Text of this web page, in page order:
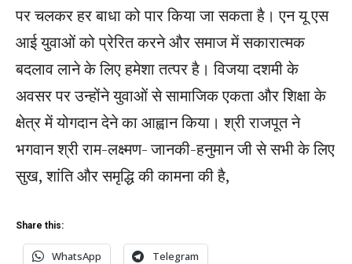
पर चलकर हर बाधा को पार किया जा सकता है। एन यू एस
आई युवाओं को प्रेरित करने और समाज में सकारात्मक
बदलाव लाने के लिए हमेशा तत्पर है। विजया दशमी के
अवसर पर उन्होंने युवाओं से सामाजिक एकता और शिक्षा के
क्षेत्र में योगदान देने का आह्वान किया। श्री राजपूत ने
भगवान श्री राम-लक्ष्मण- जानकी-हनुमान जी से सभी के लिए
सुख, शांति और समृद्धि की कामना की है,
Share this:
WhatsApp Telegram